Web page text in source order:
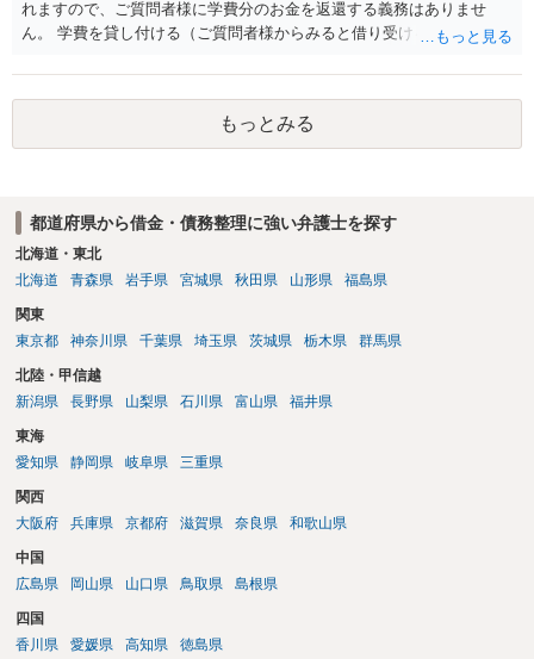
れますので、ご質問者様に学費分のお金を返還する義務はありませ
ん。 学費を貸し付ける（ご質問者様からみると借り受ける）といった
ょう。
もっとみる
都道府県から借金・債務整理に強い弁護士を探す
北海道・東北
北海道
青森県 岩手県 宮城県 秋田県 山形県 福島県
関東
東京都
神奈川県 千葉県 埼玉県 茨城県 栃木県 群馬県
北陸・甲信越
新潟県
長野県 山梨県 石川県 富山県 福井県
東海
愛知県
静岡県 岐阜県 三重県
関西
大阪府
兵庫県 京都府 滋賀県 奈良県 和歌山県
中国
広島県
岡山県 山口県 鳥取県 島根県
四国
香川県
愛媛県 高知県 徳島県